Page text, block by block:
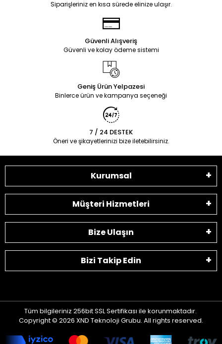
Siparişleriniz en kısa sürede elinize ulaşır.
Güvenli Alışveriş
Güvenli ve kolay ödeme sistemi
Geniş Ürün Yelpazesi
Binlerce ürün ve kampanya seçeneği
7 / 24 DESTEK
Öneri ve şikayetlerinizi bize iletebilirsiniz.
Kurumsal
Müşteri Hizmetleri
Bize Ulaşın
Bizi Takip Edin
Tüm bilgileriniz 256bit SSL Sertifikası ile korunmaktadır.
Copyright © 2026 XND Teknoloji Grubu. All rights reserved.